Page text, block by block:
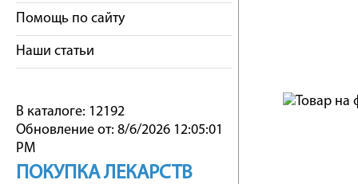
Помощь по сайту
Наши статьи
В каталоге: 12192
Обновление от: 8/6/2026 12:05:01
PM
ПОКУПКА ЛЕКАРСТВ